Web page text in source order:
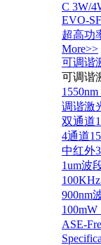
C 3W/
EVO-
超高功
More>>
可调谐
可调谐
调谐激
双通道
4通道
中红外
1um波
100KHz
900nm
100mW
ASE-